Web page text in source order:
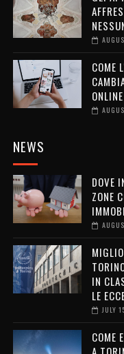
COME
ONLINE
NEWS
DOVE
ZONE
IN
LE
JULY
COME